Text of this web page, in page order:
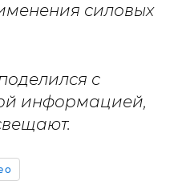
силовых
с
информацией,